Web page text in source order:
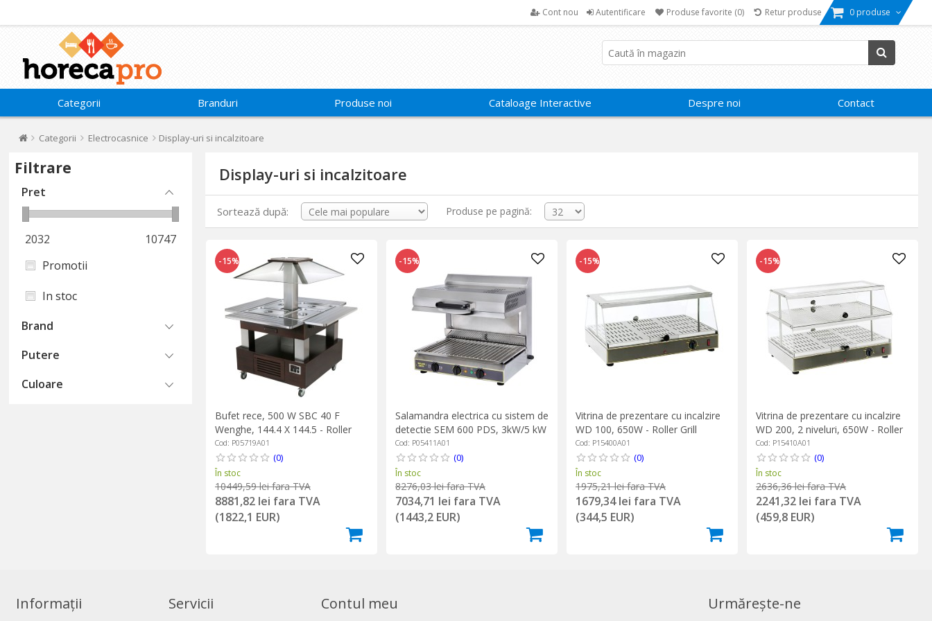
Cont nou Autentificare Produse favorite (0) Retur produse 0 produse
Categorii Branduri Produse noi Cataloage Interactive Despre noi Contact
Categorii Electrocasnice Display-uri si incalzitoare
Filtrare
Pret
2032
10747
Promotii
In stoc
Brand
Putere
Culoare
Display-uri si incalzitoare
Sortează după: Produse pe pagină:
-15%
Bufet rece, 500 W SBC 40 F
Wenghe, 144.4 X 144.5 - Roller
Grill
Cod: P05719A01
(0)
În stoc
10449,59 lei fara TVA
8881,82 lei fara TVA
(1822,1 EUR)
-15%
Salamandra electrica cu sistem de
detectie SEM 600 PDS, 3kW/5 kW
- Roller Grill
Cod: P05411A01
(0)
În stoc
8276,03 lei fara TVA
7034,71 lei fara TVA
(1443,2 EUR)
-15%
Vitrina de prezentare cu incalzire
WD 100, 650W - Roller Grill
Cod: P15400A01
(0)
În stoc
1975,21 lei fara TVA
1679,34 lei fara TVA
(344,5 EUR)
-15%
Vitrina de prezentare cu incalzire
WD 200, 2 niveluri, 650W - Roller
Grill
Cod: P15410A01
(0)
În stoc
2636,36 lei fara TVA
2241,32 lei fara TVA
(459,8 EUR)
Informații Servicii Contul meu Urmărește-ne